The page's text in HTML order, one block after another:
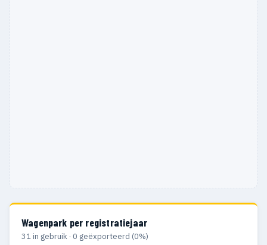
Wagenpark per registratiejaar
31 in gebruik · 0 geëxporteerd (0%)